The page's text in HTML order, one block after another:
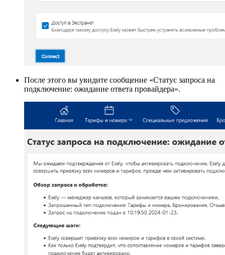
После этого вы увидите сообщение «Статус запроса на
подключение: ожидание ответа провайдера».